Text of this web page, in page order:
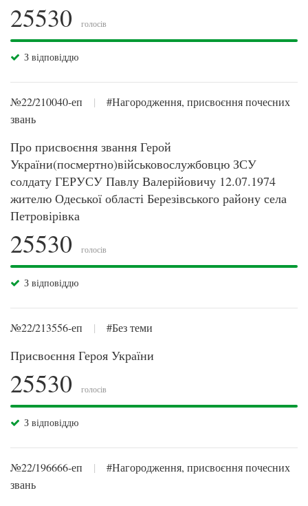
25530 голосів
З відповіддю
№22/210040-еп |
#Нагородження, присвоєння почесних
звань
Про присвоєння звання Герой
України(посмертно)військовослужбовцю ЗСУ
солдату ГЕРУСУ Павлу Валерійовичу 12.07.1974
жителю Одеської області Березівського району села
Петровірівка
25530 голосів
З відповіддю
№22/213556-еп | #Без теми
Присвоєння Героя України
25530 голосів
З відповіддю
№22/196666-еп |
#Нагородження, присвоєння почесних
звань